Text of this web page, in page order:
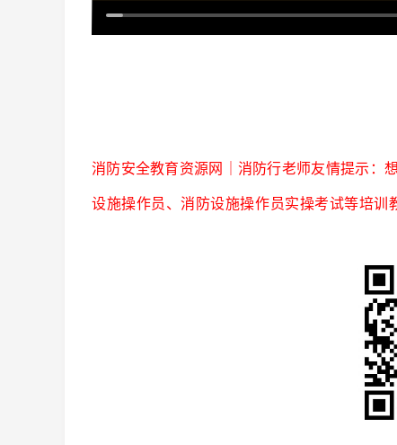
消防安全教育资源网 消防行老师友情提示：
设施操作员、消防设施操作员实操考试等培训